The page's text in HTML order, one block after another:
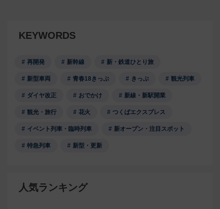
KEYWORDS
再開発 新幹線 新・鉄道ひとり旅
新型車両 青春18きっぷ きっぷ 観光列車
ダイヤ改正 おでかけ 新線・新駅開業
観光・旅行 花火 つくばエクスプレス
イベント列車・臨時列車 新オープン・注目スポット
特急列車 新型・更新
人気ランキング